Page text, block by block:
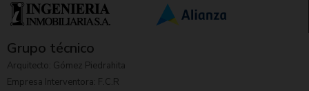
Grupo técnico
Arquitecto: Gómez Piedrahita
Empresa Interventora: F.C.R